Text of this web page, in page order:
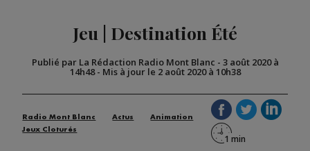
Jeu | Destination Été
Publié par La Rédaction Radio Mont Blanc - 3 août 2020 à
14h48- Mis à jour le 2 août 2020 à 10h38
Radio Mont Blanc Actus
Animation
Jeux Cloturés